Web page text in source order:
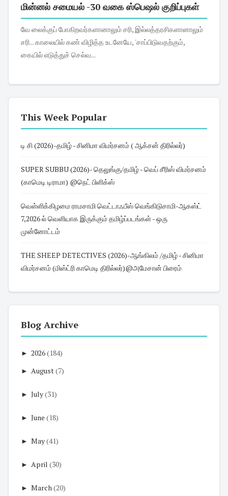
மின்னல் சமையல் -30 வகை ஸ்பெஷல் குறிப்புகள்
வே லைக்குப் போகிறவர்களானாலும் சரி, இல்லத்தரசிகளானாலும்
சரி... காலையில் கண் விழித்த உடனேயே, 'சாப்பிடுவதற்கும்,
கையில் எடுத்துச் செல்வ...
This Week Popular
டி சி (2026)-தமிழ் - சினிமா விமர்சனம் ( ஆக்சன் திரில்லர்)
SUPER SUBBU (2026)- தெலுங்கு/தமிழ் - வெப் சீரிஸ் விமர்சனம்
(காமெடி டிராமா) @நெட் பிளிக்ஸ்
வெள்ளிக்கிழமை ராமசாமி வெட்டாஃபீஸ் வெங்கிடுசாமி-ஆகஸ்ட்
7,2026 ல் வெளியாக இருக்கும் தமிழ்ப்படங்கள் - ஒரு
முன்னோட்டம்
THE SHEEP DETECTIVES (2026)-ஆங்கிலம் /தமிழ் - சினிமா
விமர்சனம் (மிஸ்ட்ரி காமெடி திரில்லர்)@அமேசான் பிரைம்
Blog Archive
► 2026(184)
► August(7)
► July(31)
► June (18)
► May(41)
► April (30)
► March(20)